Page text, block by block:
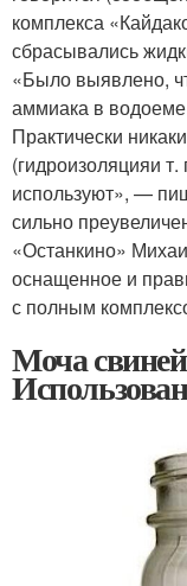
комплекса
сбрасывались
«Было выявлено,
аммиака в
Практически
(гидроизоляцияи т.
используют», —
сильно
«Останкино»
оснащенное и
с полным
Моча